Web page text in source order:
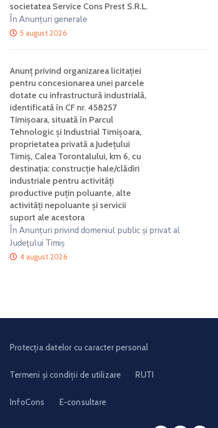
societatea Service Cons Prest S.R.L.
În Anunțuri generale
5 august 2026
Anunț privind organizarea licitației
pentru concesionarea unei parcele
dotate cu infrastructură industrială,
identificată în CF nr. 458257
Timișoara, situată în Parcul
Tehnologic și Industrial Timișoara,
proprietatea privată a Județului
Timiș, Calea Torontalului, km 6, cu
destinația: construcție hale/clădiri
industriale pentru activități
productive puțin poluante, alte
activități nepoluante și servicii
suport ale acestora
În Anunțuri privind domeniul public și privat al
Județului Timiș
4 august 2026
Protecția datelor cu caracter personal
Termeni și condiții de utilizare RUTI
InfoCons E-consultare